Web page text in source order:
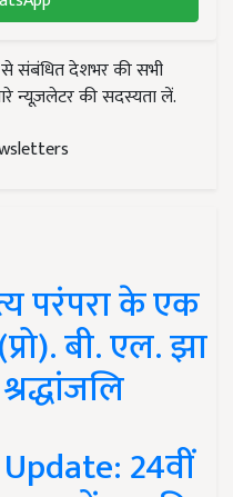
संबंधित देशभर की सभी
न्यूज़लेटर की सदस्यता लें.
परंपरा के एक
बी. एल. झा
24वीं